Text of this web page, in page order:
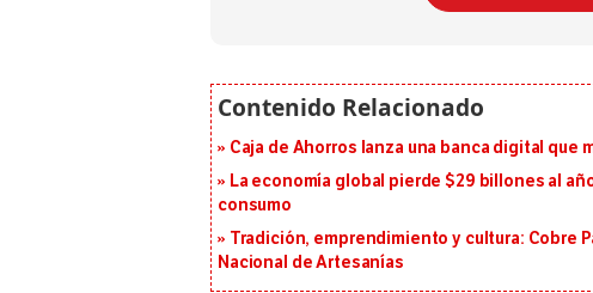
Caja de Ahorros lanza una banca digital que
La economía global pierde $29 billones al
consumo
Tradición, emprendimiento y cultura: Cobre
Nacional de Artesanías